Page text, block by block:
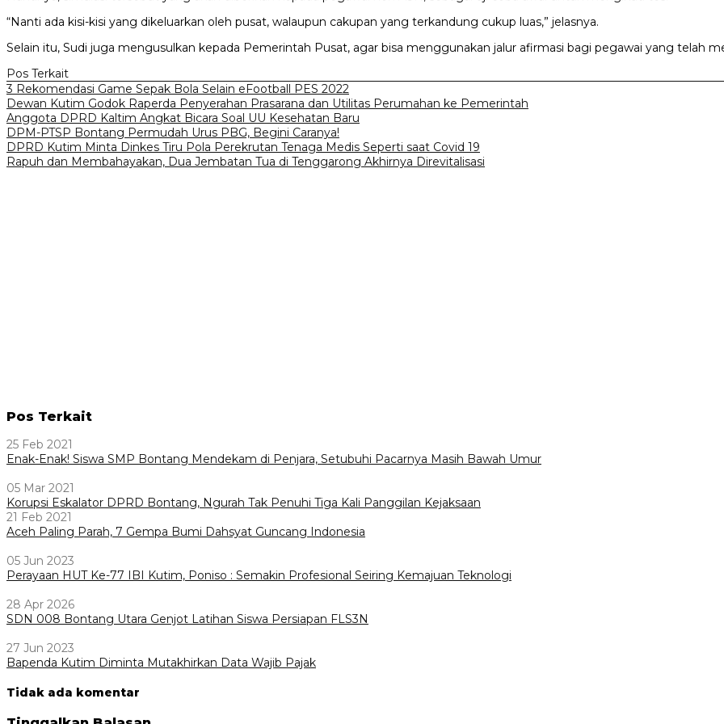
“Nanti ada kisi-kisi yang dikeluarkan oleh pusat, walaupun cakupan yang terkandung cukup luas,” jelasnya.
Selain itu, Sudi juga mengusulkan kepada Pemerintah Pusat, agar bisa menggunakan jalur afirmasi bagi pegawai yang telah
Pos Terkait
3 Rekomendasi Game Sepak Bola Selain eFootball PES 2022
Dewan Kutim Godok Raperda Penyerahan Prasarana dan Utilitas Perumahan ke Pemerintah
Anggota DPRD Kaltim Angkat Bicara Soal UU Kesehatan Baru
DPM-PTSP Bontang Permudah Urus PBG, Begini Caranya!
DPRD Kutim Minta Dinkes Tiru Pola Perekrutan Tenaga Medis Seperti saat Covid 19
Rapuh dan Membahayakan, Dua Jembatan Tua di Tenggarong Akhirnya Direvitalisasi
Pos Terkait
25 Feb 2021
Enak-Enak! Siswa SMP Bontang Mendekam di Penjara, Setubuhi Pacarnya Masih Bawah Umur
05 Mar 2021
Korupsi Eskalator DPRD Bontang, Ngurah Tak Penuhi Tiga Kali Panggilan Kejaksaan
21 Feb 2021
Aceh Paling Parah, 7 Gempa Bumi Dahsyat Guncang Indonesia
05 Jun 2023
Perayaan HUT Ke-77 IBI Kutim, Poniso : Semakin Profesional Seiring Kemajuan Teknologi
28 Apr 2026
SDN 008 Bontang Utara Genjot Latihan Siswa Persiapan FLS3N
27 Jun 2023
Bapenda Kutim Diminta Mutakhirkan Data Wajib Pajak
Tidak ada komentar